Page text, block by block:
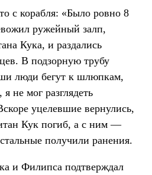
с корабля: «Было ровно 8
ружейный залп,
Кука, и раздались
В подзорную трубу
люди бегут к шлюпкам,
не мог разглядеть
уцелевшие вернулись,
Кук погиб, а с ним —
получили ранения.
и Филипса подтверждал